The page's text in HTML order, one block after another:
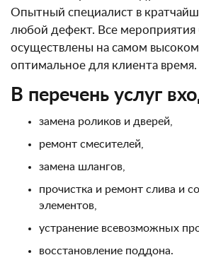
Опытный специалист в
любой дефект. Все мероприятия
осуществлены на самом
оптимальное для клиента время.
В перечень услуг
замена роликов и дверей,
ремонт смесителей,
замена шлангов,
прочистка и ремонт слива и
элементов,
устранение всевозможных
восстановление поддона.